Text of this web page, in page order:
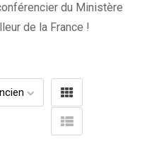
du Ministère
de la France !